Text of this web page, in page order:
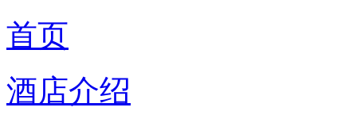
首页
酒店介绍